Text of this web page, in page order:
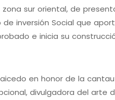
sur oriental, de
inversión Social que
e inicia su
en honor de la
divulgadora del arte